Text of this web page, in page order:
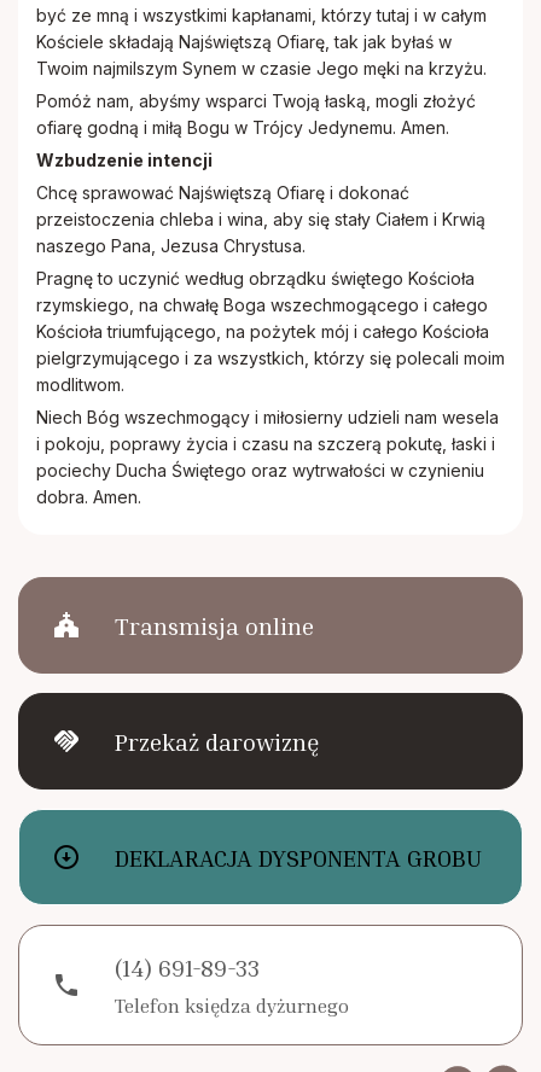
church Transmisja online
handshake Przekaż darowiznę
arrow_circle_down DEKLARACJA DYSPONENTA GROBU
phone
(14) 691-89-33
Telefon księdza dyżurnego
być ze mną i wszystkimi kapłanami, którzy tutaj i w całym
Kościele składają Najświętszą Ofiarę, tak jak byłaś w
Twoim najmilszym Synem w czasie Jego męki na krzyżu.
Pomóż nam, abyśmy wsparci Twoją łaską, mogli złożyć
ofiarę godną i miłą Bogu w Trójcy Jedynemu. Amen.
Wzbudzenie intencji
Chcę sprawować Najświętszą Ofiarę i dokonać
przeistoczenia chleba i wina, aby się stały Ciałem i Krwią
naszego Pana, Jezusa Chrystusa.
Pragnę to uczynić według obrządku świętego Kościoła
rzymskiego, na chwałę Boga wszechmogącego i całego
Kościoła triumfującego, na pożytek mój i całego Kościoła
pielgrzymującego i za wszystkich, którzy się polecali moim
modlitwom.
Niech Bóg wszechmogący i miłosierny udzieli nam wesela
i pokoju, poprawy życia i czasu na szczerą pokutę, łaski i
pociechy Ducha Świętego oraz wytrwałości w czynieniu
dobra. Amen.